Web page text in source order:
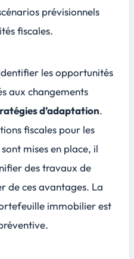
prévisionnels
fiscales.
les opportunités
aux changements
d’adaptation.
fiscales pour les
mises en place, il
des travaux de
de ces avantages. La
immobilier est